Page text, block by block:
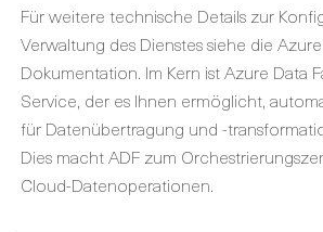
Für weitere technische Details zur
Verwaltung des Dienstes siehe die
Dokumentation. Im Kern ist Azure Data
Service, der es Ihnen ermöglicht,
für Datenübertragung und -
Dies macht ADF zum
Cloud-Datenoperationen.